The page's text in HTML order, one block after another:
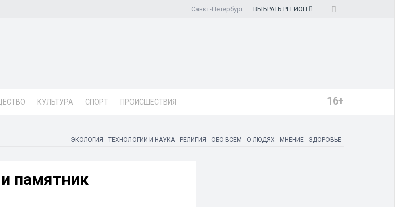
Санкт-Петербург ВЫБРАТЬ РЕГИОН
КУЛЬТУРА СПОРТ ПРОИСШЕСТВИЯ 16+
ЭКОЛОГИЯ ТЕХНОЛОГИИ И НАУКА РЕЛИГИЯ ОБО ВСЕМ О ЛЮДЯХ МНЕНИЕ ЗДОРОВЬЕ
памятник